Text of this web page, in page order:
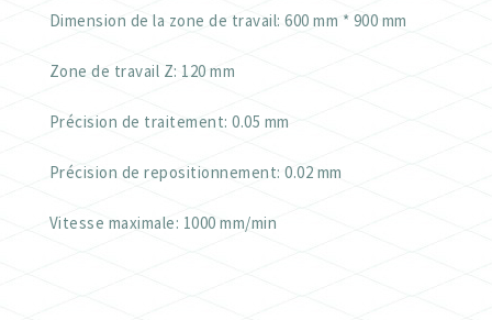
Dimension de la zone de travail: 600 mm * 900 mm
Zone de travail Z: 120 mm
Précision de traitement: 0.05 mm
Précision de repositionnement: 0.02 mm
Vitesse maximale: 1000 mm/min